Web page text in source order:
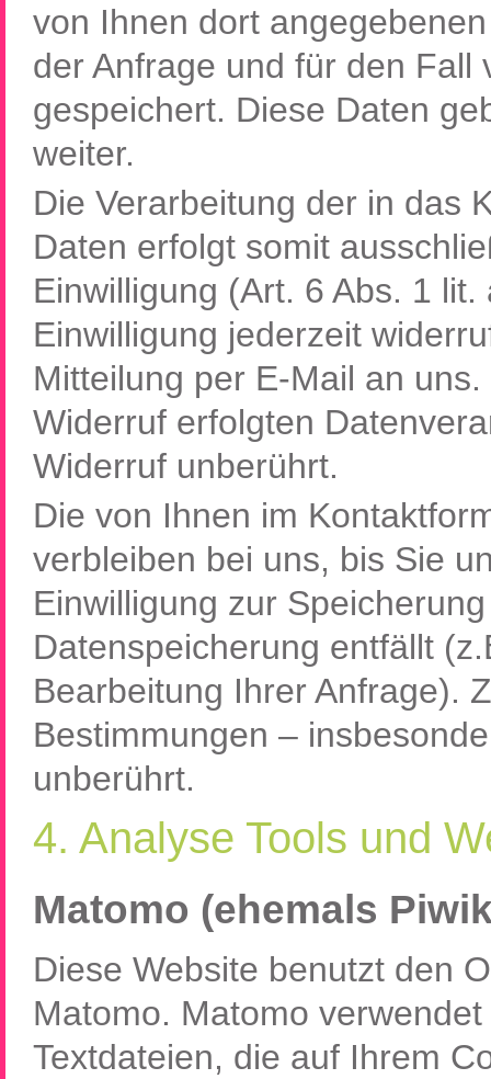
von Ihnen dort
der Anfrage und für den Fall
gespeichert. Diese Daten
weiter.
Die Verarbeitung der in das
Daten erfolgt somit
Einwilligung (Art. 6 Abs. 1
Einwilligung jederzeit
Mitteilung per E-Mail an
Widerruf erfolgten
Widerruf unberührt.
Die von Ihnen im
verbleiben bei uns, bis Sie
Einwilligung zur
Datenspeicherung entfällt
Bearbeitung Ihrer Anfrage).
Bestimmungen –
unberührt.
4. Analyse Tools und
Matomo (ehemals
Diese Website benutzt den
Matomo. Matomo
Textdateien, die auf Ihrem